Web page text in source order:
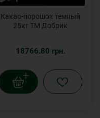
Какао-порошок темный
25кг ТМ Добрик
18766.80 грн.